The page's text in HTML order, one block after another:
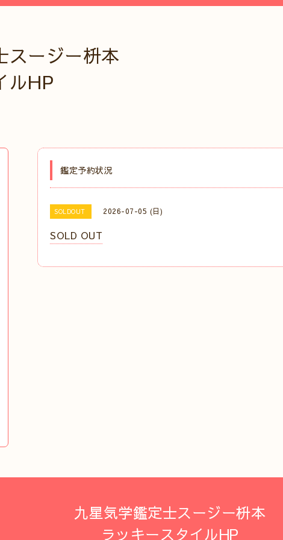
スージー枡本
ルHP
鑑定予約状況
SOLDOUT 2026-07-05 (日)
SOLD OUT
九星気学鑑定士スージー枡本
ラッキースタイルHP